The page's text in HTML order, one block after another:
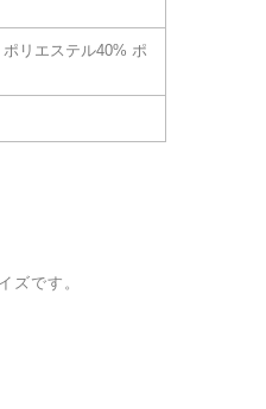
リエステル40% ポ
ズです。